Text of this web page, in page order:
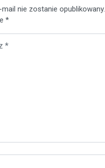
nie zostanie opublikowany.
*